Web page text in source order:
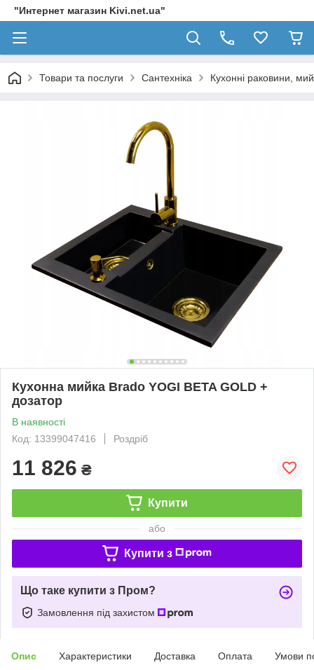
"Интернет магазин Kivi.net.ua"
Товари та послуги Сантехніка Кухонні раковини,
Кухонна мийка Brado YOGI BETA GOLD +
дозатор
В наявності
Код: 13399047416
Роздріб
11 826 ₴
Купити
або
Купити з
Що таке купити з Пром?
Замовлення під захистом
Опис Характеристики Доставка Оплата Умови